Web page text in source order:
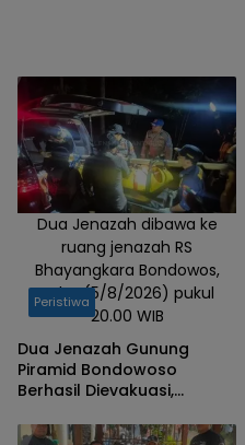
Dua Jenazah dibawa ke
ruang jenazah RS
Bhayangkara Bondowos,
Rabu (5/8/2026) pukul
20.00 WIB
Peristiwa
Dua Jenazah Gunung
Piramid Bondowoso
Berhasil Dievakuasi,
Tim Gabungan